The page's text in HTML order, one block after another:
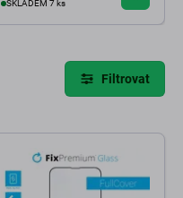
SKLADEM 7 ks
Filtrovat